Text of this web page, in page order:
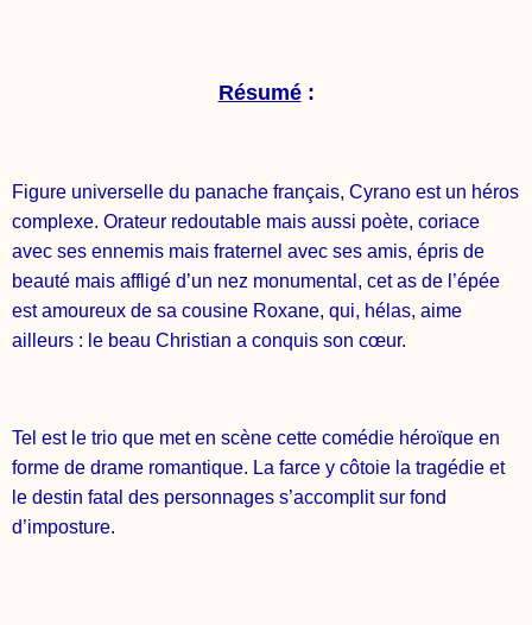
Résumé:
Figure universelle du panache français, Cyrano est un héros
complexe. Orateur redoutable mais aussi poète, coriace
avec ses ennemis mais fraternel avec ses amis, épris de
beauté mais affligé d’un nez monumental, cet as de l’épée
est amoureux de sa cousine Roxane, qui, hélas, aime
ailleurs : le beau Christian a conquis son cœur.
Tel est le trio que met en scène cette comédie héroïque en
forme de drame romantique. La farce y côtoie la tragédie et
le destin fatal des personnages s’accomplit sur fond
d’imposture.